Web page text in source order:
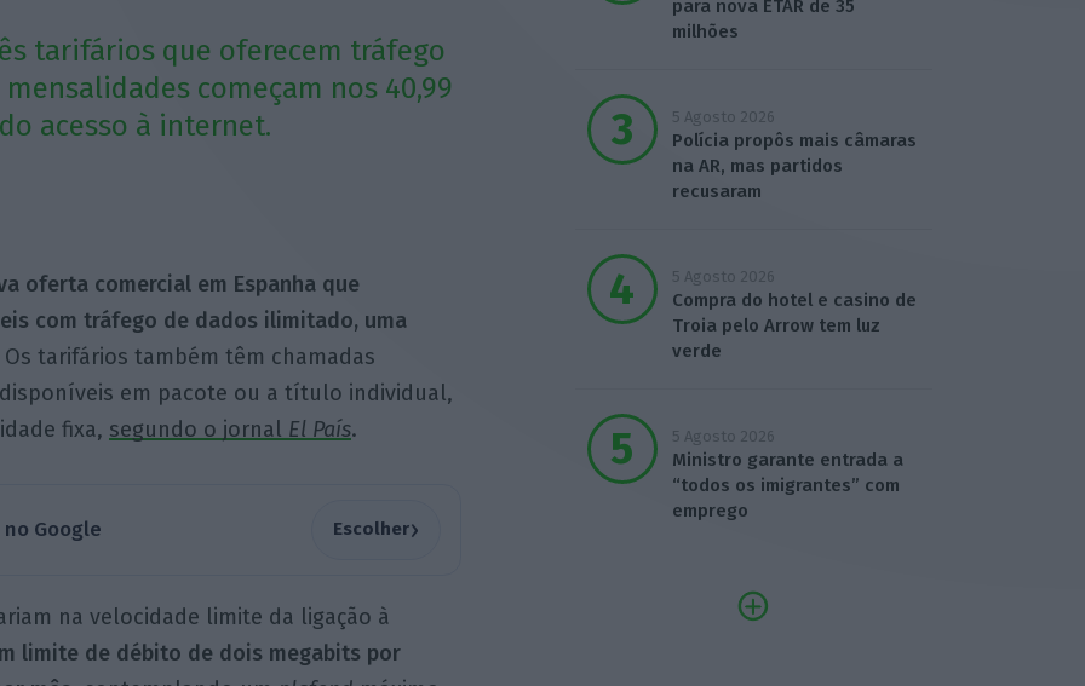
tarifários que oferecem tráfego
começam nos 40,99
acesso à internet.
oferta comercial em Espanha que
com tráfego de dados ilimitado, uma
Os tarifários também têm chamadas
em pacote ou a título individual,
fixa, segundo o jornal El País.
Google Escolher›
na velocidade limite da ligação à
limite de débito de dois megabits por
para nova ETAR de 35
milhões
5 Agosto 2026
Polícia propôs mais câmaras
na AR, mas partidos
recusaram
5 Agosto 2026
Compra do hotel e casino de
Troia pelo Arrow tem luz
verde
5 Agosto 2026
Ministro garante entrada a
“todos os imigrantes” com
emprego